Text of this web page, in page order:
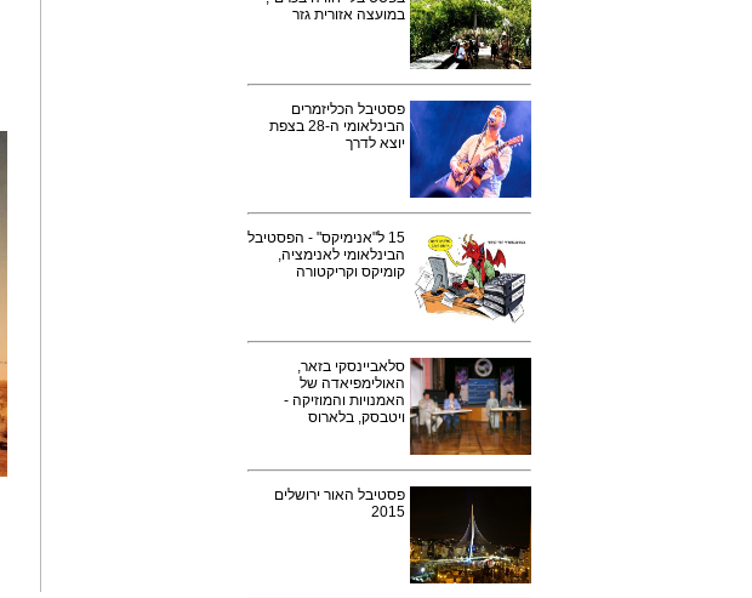
במועצה אזורית גזר
פסטיבל הכליזמרים
הבינלאומי ה-28 בצפת
יוצא לדרך
15 ל"אנימיקס" - הפסטיבל
הבינלאומי לאנימציה,
קומיקס וקריקטורה
סלאביינסקי בזאר,
האולימפיאדה של
האמנויות והמוזיקה -
ויטבסק, בלארוס
פסטיבל האור ירושלים
2015